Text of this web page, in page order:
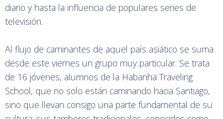
diario y hasta la influencia de populares series de
televisión.
Al flujo de caminantes de aquel país asiático se suma
desde este viernes un grupo muy particular. Se trata
de 16 jóvenes, alumnos de la Habanha Traveling
School, que no solo están caminando hacia Santiago,
sino que llevan consigo una parte fundamental de su